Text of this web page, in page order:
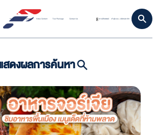
Home Travel Update Video Content Tour Package Contact Us ดาวน์โหลดแอป เข้าสู่ระบบ | สมัครสมาชิก
สดงผลการค้นหา